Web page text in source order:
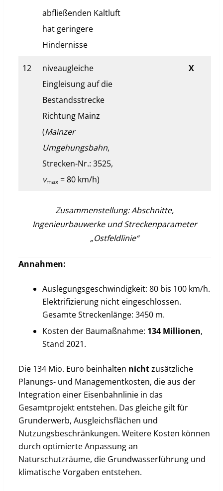
abfließenden Kaltluft
hat geringere
Hindernisse
12
niveaugleiche
Eingleisung auf die
Bestandsstrecke
Richtung Mainz
(Mainzer
Umgehungsbahn,
Strecken-Nr.: 3525,
vmax= 80 km/h)
X
Zusammenstellung: Abschnitte,
Ingenieurbauwerke und Streckenparameter
„Ostfeldlinie“
Annahmen:
Auslegungsgeschwindigkeit: 80 bis 100 km/h.
Elektrifizierung nicht eingeschlossen.
Gesamte Streckenlänge: 3450 m.
Kosten der Baumaßnahme: 134 Millionen,
Stand 2021.
Die 134 Mio. Euro beinhalten nichtzusätzliche
Planungs- und Managementkosten, die aus der
Integration einer Eisenbahnlinie in das
Gesamtprojekt entstehen. Das gleiche gilt für
Grunderwerb, Ausgleichsflächen und
Nutzungsbeschränkungen. Weitere Kosten können
durch optimierte Anpassung an
Naturschutzräume, die Grundwasserführung und
klimatische Vorgaben entstehen.